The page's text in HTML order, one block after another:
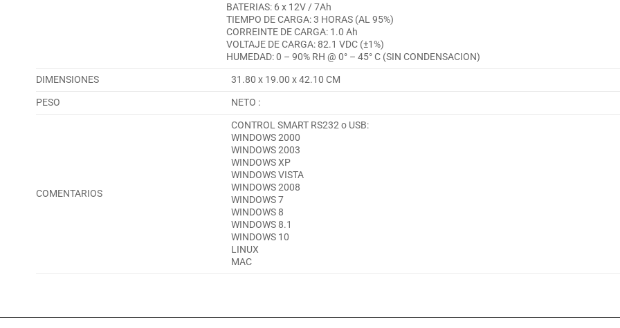
BATERIAS: 6 x 12V / 7Ah
TIEMPO DE CARGA: 3 HORAS (AL 95%)
CORREINTE DE CARGA: 1.0 Ah
VOLTAJE DE CARGA: 82.1 VDC (±1%)
HUMEDAD: 0 – 90% RH @ 0° – 45° C (SIN CONDENSACION)
DIMENSIONES
31.80 x 19.00 x 42.10 CM
PESO
NETO :
COMENTARIOS
CONTROL SMART RS232 o USB:
WINDOWS 2000
WINDOWS 2003
WINDOWS XP
WINDOWS VISTA
WINDOWS 2008
WINDOWS 7
WINDOWS 8
WINDOWS 8.1
WINDOWS 10
LINUX
MAC